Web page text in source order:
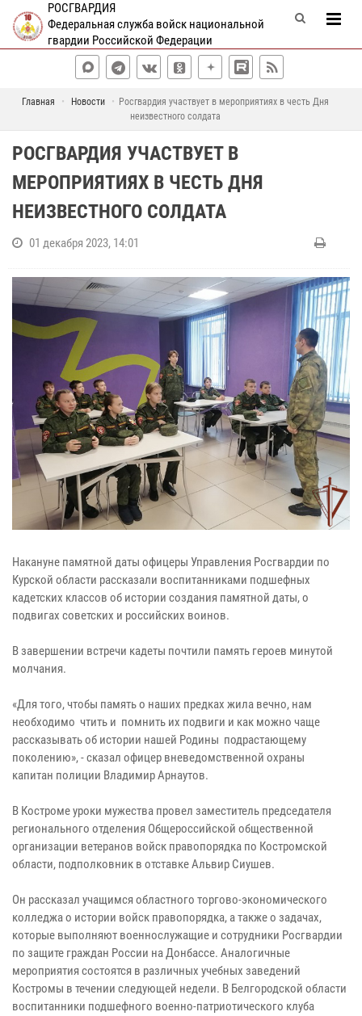
РОСГВАРДИЯ
Федеральная служба войск национальной
гвардии Российской Федерации
Главная Новости
Росгвардия участвует в мероприятиях в честь Дня
неизвестного солдата
РОСГВАРДИЯ УЧАСТВУЕТ В
МЕРОПРИЯТИЯХ В ЧЕСТЬ ДНЯ
НЕИЗВЕСТНОГО СОЛДАТА
01 декабря 2023, 14:01
Накануне памятной даты офицеры Управления Росгвардии по
Курской области рассказали воспитанниками подшефных
кадетских классов об истории создания памятной даты, о
подвигах советских и российских воинов.
В завершении встречи кадеты почтили память героев минутой
молчания.
«Для того, чтобы память о наших предках жила вечно, нам
необходимо чтить и помнить их подвиги и как можно чаще
рассказывать об истории нашей Родины подрастающему
поколению», - сказал офицер вневедомственной охраны
капитан полиции Владимир Арнаутов.
В Костроме уроки мужества провел заместитель председателя
регионального отделения Общероссийской общественной
организации ветеранов войск правопорядка по Костромской
области, подполковник в отставке Альвир Сиушев.
Он рассказал учащимся областного торгово-экономического
колледжа о истории войск правопорядка, а также о задачах,
которые выполняют военнослужащие и сотрудники Росгвардии
по защите граждан России на Донбассе. Аналогичные
мероприятия состоятся в различных учебных заведений
Костромы в течении следующей недели. В Белгородской области
воспитанники подшефного военно-патриотического клуба